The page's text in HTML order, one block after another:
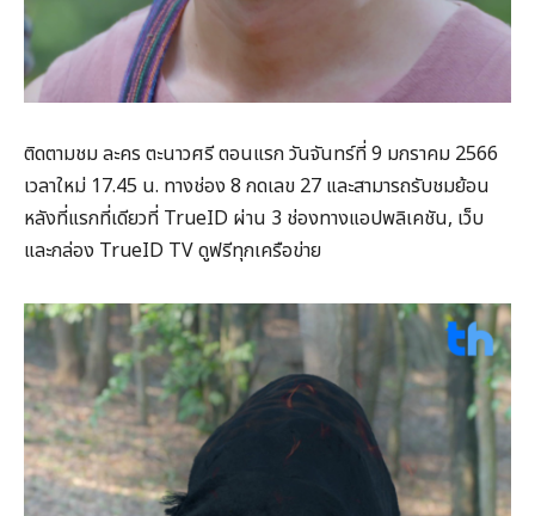
ติดตามชม ละคร ตะนาวศรี ตอนแรก วันจันทร์ที่ 9 มกราคม 2566
เวลาใหม่ 17.45 น. ทางช่อง 8 กดเลข 27 และสามารถรับชมย้อน
หลังที่แรกที่เดียวที่ TrueID ผ่าน 3 ช่องทางแอปพลิเคชัน, เว็บ
และกล่อง TrueID TV ดูฟรีทุกเครือข่าย